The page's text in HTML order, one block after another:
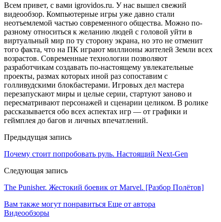
Всем привет, с вами igrovidos.ru. У нас вышел свежий
видеообзор. Компьютерные игры уже давно стали
неотъемлемой частью современного общества. Можно по-
разному относиться к желанию людей с головой уйти в
виртуальный мир по ту сторону экрана, но это не отменит
того факта, что на ПК играют миллионы жителей Земли всех
возрастов. Современные технологии позволяют
разработчикам создавать по-настоящему увлекательные
проекты, размах которых иной раз сопоставим с
голливудскими блокбастерами. Игровых дел мастера
перезапускают миры и целые серии, стартуют заново и
пересматривают персонажей и сценарии целиком. В ролике
рассказывается обо всех аспектах игр — от графики и
геймплея до багов и личных впечатлений.
Предыдущая запись
Почему стоит попробовать руль. Настоящий Next-Gen
Следующая запись
The Punisher. Жестокий боевик от Marvel. [Разбор Полётов]
Вам также могут понравиться Еще от автора
Видеообзоры